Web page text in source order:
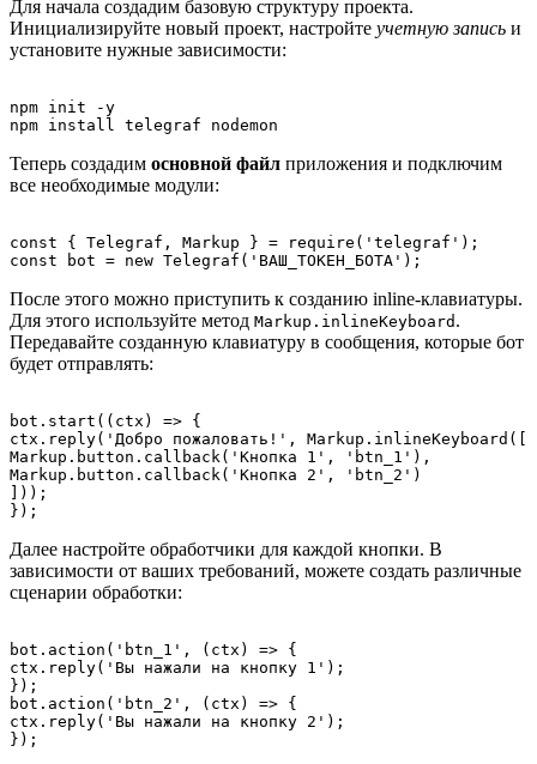
Для начала создадим базовую структуру проекта.
Инициализируйте новый проект, настройте учетную запись и
установите нужные зависимости:
npm init -y
Теперь создадим основной файл приложения и подключим
все необходимые модули:
const { Telegraf, Markup } = require('telegraf');
После этого можно приступить к созданию inline-клавиатуры.
Для этого используйте метод Markup.inlineKeyboard .
Передавайте созданную клавиатуру в сообщения, которые бот
будет отправлять:
bot.start((ctx) => {
ctx.reply('Добро пожаловать!', Markup.inlineKeyboard([
Markup.button.callback('Кнопка 1', 'btn_1'),
Markup.button.callback('Кнопка 2', 'btn_2')
]));
Далее настройте обработчики для каждой кнопки. В
зависимости от ваших требований, можете создать различные
сценарии обработки:
bot.action('btn_1', (ctx) => {
ctx.reply('Вы нажали на кнопку 1');
});
bot.action('btn_2', (ctx) => {
ctx.reply('Вы нажали на кнопку 2');